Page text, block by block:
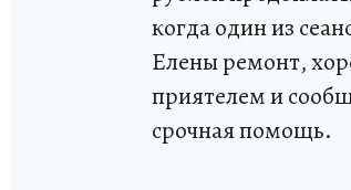
когда один из
Елены ремонт,
приятелем и
срочная помощь.